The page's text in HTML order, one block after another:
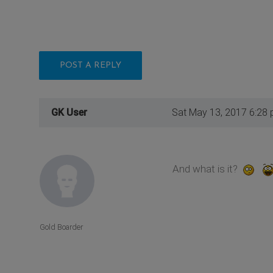
POST A REPLY
GK User Sat May 13, 2017 6:28
And what is it?
Gold Boarder